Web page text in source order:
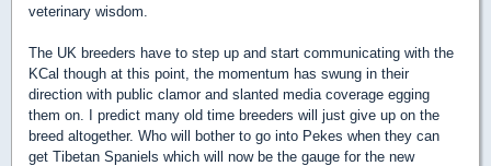
veterinary wisdom.
The UK breeders have to step up and start communicating with the
KCal though at this point, the momentum has swung in their
direction with public clamor and slanted media coverage egging
them on. I predict many old time breeders will just give up on the
breed altogether. Who will bother to go into Pekes when they can
get Tibetan Spaniels which will now be the gauge for the new